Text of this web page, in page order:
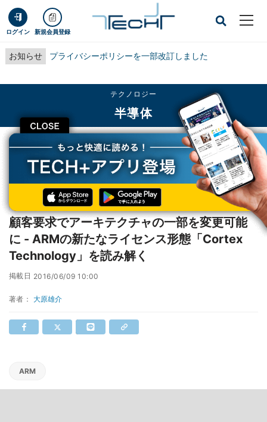
ログイン 新規会員登録
お知らせ プライバシーポリシーを一部改訂しました
CLOSE
テクノロジー
半導体
TECH+ テクノロジー
半導体
顧客要求でアーキテクチャの一部を変更可能に - ARMの新たなライセンス形態
レポート
顧客要求でアーキテクチャの一部を変更可能
に - ARMの新たなライセンス形態「Cortex
Technology」を読み解く
掲載日 2016/06/09 10:00
著者： 大原雄介
ARM